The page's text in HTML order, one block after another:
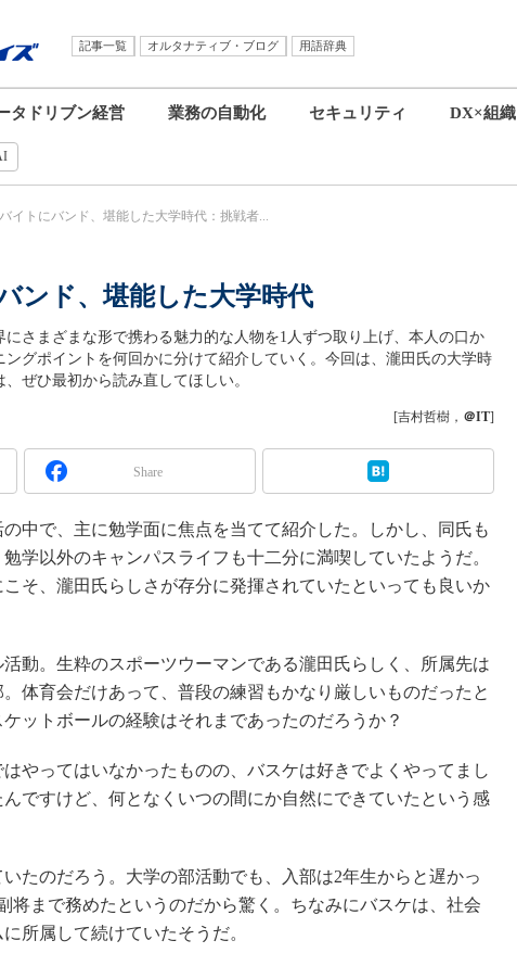
記事一覧 オルタナティブ・ブログ
用語辞典
タドリブン経営 業務の自動化 セキュリティ DX×組織
イトにバンド、堪能した大学時代：挑戦者...
ンド、堪能した大学時代
さまざまな形で携わる魅力的な人物を1人ずつ取り上げ、本人の口か
ングポイントを何回かに分けて紹介していく。今回は、瀧田氏の大学時
ぜひ最初から読み直してほしい。
[吉村哲樹， ＠IT]
Share
中で、主に勉学面に焦点を当てて紹介した。しかし、同氏も
学以外のキャンパスライフも十二分に満喫していたようだ。
そ、瀧田氏らしさが存分に発揮されていたといっても良いか
動。生粋のスポーツウーマンである瀧田氏らしく、所属先は
体育会だけあって、普段の練習もかなり厳しいものだったと
ットボールの経験はそれまであったのだろうか？
やってはいなかったものの、バスケは好きでよくやってまし
ですけど、何となくいつの間にか自然にできていたという感
たのだろう。大学の部活動でも、入部は2年生からと遅かっ
将まで務めたというのだから驚く。ちなみにバスケは、社会
所属して続けていたそうだ。